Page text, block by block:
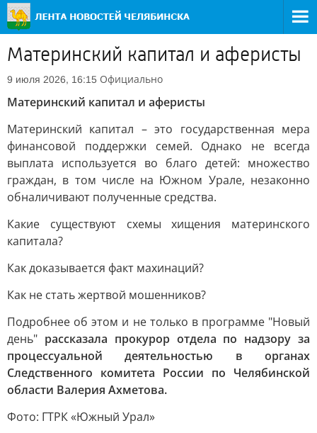
Материнский капитал и аферисты
9 июля 2026, 16:15 Официально
Материнский капитал и аферисты
Материнский капитал – это государственная мера
финансовой поддержки семей. Однако не всегда
выплата используется во благо детей: множество
граждан, в том числе на Южном Урале, незаконно
обналичивают полученные средства.
Какие существуют схемы хищения материнского
капитала?
Как доказывается факт махинаций?
Как не стать жертвой мошенников?
Подробнее об этом и не только в программе "Новый
день" рассказала прокурор отдела по надзору за
процессуальной деятельностью в органах
Следственного комитета России по Челябинской
области Валерия Ахметова.
Фото: ГТРК «Южный Урал»